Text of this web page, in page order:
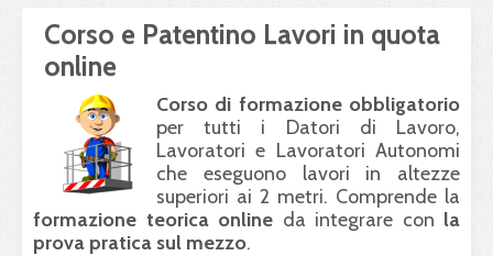
Corso e Patentino Lavori in quota
online
Corso di formazione obbligatorio
per tutti i Datori di Lavoro,
Lavoratori e Lavoratori Autonomi
che eseguono lavori in altezze
superiori ai 2 metri. Comprende la
formazione teorica online da integrare con la
prova pratica sul mezzo.